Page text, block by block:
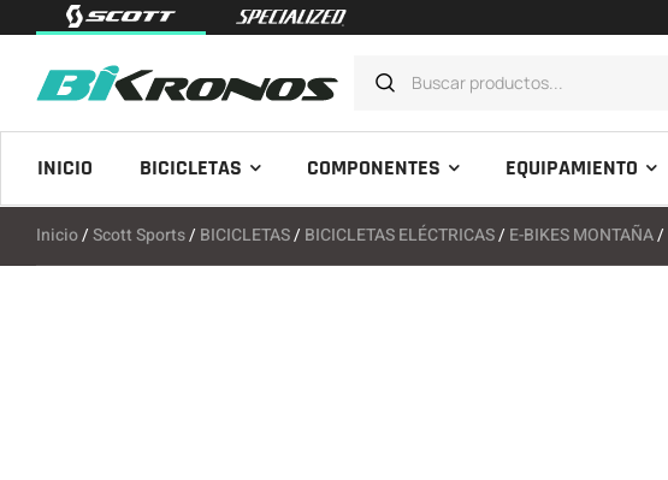
INICIO BICICLETAS COMPONENTES EQUIPAMIENTO
Inicio/Scott Sports/ BICICLETAS/ BICICLETAS ELÉCTRICAS/ E-BIKES MONTAÑA/